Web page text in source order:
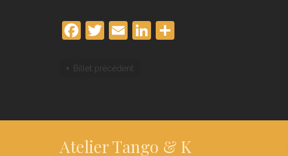
Facebook
Twitter
EmailLinkedIn
Billet précédent
Atelier Tango & K